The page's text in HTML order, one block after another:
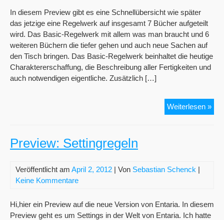
In diesem Preview gibt es eine Schnellübersicht wie später
das jetzige eine Regelwerk auf insgesamt 7 Bücher aufgeteilt
wird. Das Basic-Regelwerk mit allem was man braucht und 6
weiteren Büchern die tiefer gehen und auch neue Sachen auf
den Tisch bringen. Das Basic-Regelwerk beinhaltet die heutige
Charaktererschaffung, die Beschreibung aller Fertigkeiten und
auch notwendigen eigentliche. Zusätzlich […]
Weiterlesen »
Preview: Settingregeln
Veröffentlicht am April 2, 2012 | Von Sebastian Schenck |
Keine Kommentare
Hi,hier ein Preview auf die neue Version von Entaria. In diesem
Preview geht es um Settings in der Welt von Entaria. Ich hatte